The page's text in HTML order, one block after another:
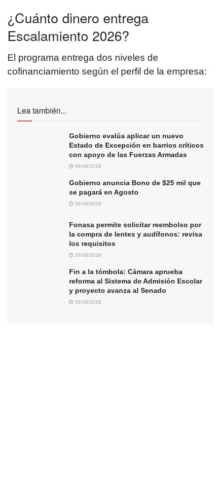
¿Cuánto dinero entrega
Escalamiento 2026?
El programa entrega dos niveles de
cofinanciamiento según el perfil de la empresa:
Lea también...
Gobierno evalúa aplicar un nuevo
Estado de Excepción en barrios críticos
con apoyo de las Fuerzas Armadas
06/08/2026
Gobierno anuncia Bono de $25 mil que
se pagará en Agosto
06/08/2026
Fonasa permite solicitar reembolso por
la compra de lentes y audífonos: revisa
los requisitos
05/08/2026
Fin a la tómbola: Cámara aprueba
reforma al Sistema de Admisión Escolar
y proyecto avanza al Senado
05/08/2026